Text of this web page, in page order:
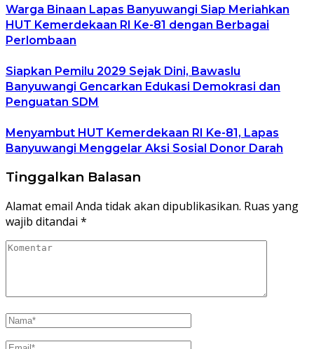
Warga Binaan Lapas Banyuwangi Siap Meriahkan
HUT Kemerdekaan RI Ke-81 dengan Berbagai
Perlombaan
Siapkan Pemilu 2029 Sejak Dini, Bawaslu
Banyuwangi Gencarkan Edukasi Demokrasi dan
Penguatan SDM
Menyambut HUT Kemerdekaan RI Ke-81, Lapas
Banyuwangi Menggelar Aksi Sosial Donor Darah
Tinggalkan Balasan
Alamat email Anda tidak akan dipublikasikan. Ruas yang
wajib ditandai *